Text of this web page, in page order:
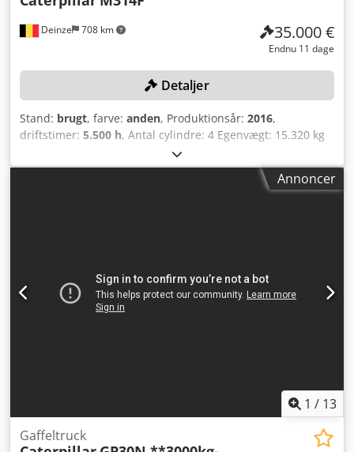
Deinze 708 km 35.000 €
Endnu 11 dage
Detaljer
Stand: brugt, farve: anden, Produktionsår: 2016,
driftstimer: 5.500 h, Antal cylindre: 4 Egenvægt: 15.320 kg
Bredde: 255 cm Hurtigskiftesystem: Ja Serienummer:
CF4A00262 Registreringsattest del 1 og 2 forefindes: ja
Dato for første registrering: 03.03.2025 Driftstimer: 5500
hydraulisk hurtigkobling inklusive gravemaskineskovl
hydraulisk tommel planerskær forefindes: ja central
smøring forefindes Dimensioner: Længde: 8250 Bredde:
Annoncer
1 / 13
Gaffeltruck